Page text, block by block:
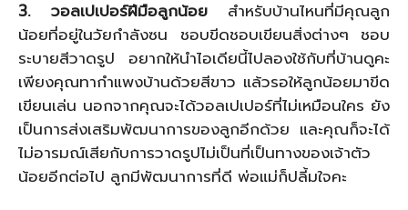
3. วอลเปเปอร์ฝีมือลูกน้อย สำหรับบ้านไหนที่มีคุณลูก
น้อยที่อยู่ในวัยกำลังซน ชอบขีดชอบเขียนสิ่งต่างๆ ชอบ
ระบายสีวาดรูป อยากให้นำไอเดียนี้ไปลองใช้กับที่บ้านดูคะ
เพียงคุณทากำแพงบ้านด้วยสีขาว แล้วรอให้ลูกน้อยมาขีด
เขียนเล่น นอกจากคุณจะได้วอลเปเปอร์ที่ไม่เหมือนใคร ยัง
เป็นการส่งเสริมพัฒนาการของลูกอีกด้วย และคุณก็จะได้
ไม่อารมณ์เสียกับการวาดรูปไม่เป็นที่เป็นทางของเจ้าตัว
น้อยอีกต่อไป ลูกมีพัฒนาการที่ดี พ่อแม่ก็ปลี้มใจคะ